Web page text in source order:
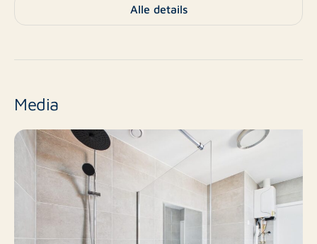
De tweede woonlaag is voorzien van een laminaatvloer
huur. Het appartement is beschikbaar voor ca. 1 jaar.
Zaamslag: gezellig dorp, centrale ligging Zaamslag is
een levendig dorp in Zeeuws-Vlaanderen, bekend om
zijn vriendelijke sfeer en het knusse dorpsplein met
winkels, horeca en het karakteristieke voormalige
gemeentehuis. Op de fiets ben je zo in het weidse
polderlandschap of bij de Westerschelde. Hulst en
Nieuwbouw Nee
Eindniveau Bestaande bouw
Aantal kamers
Alle details
Media